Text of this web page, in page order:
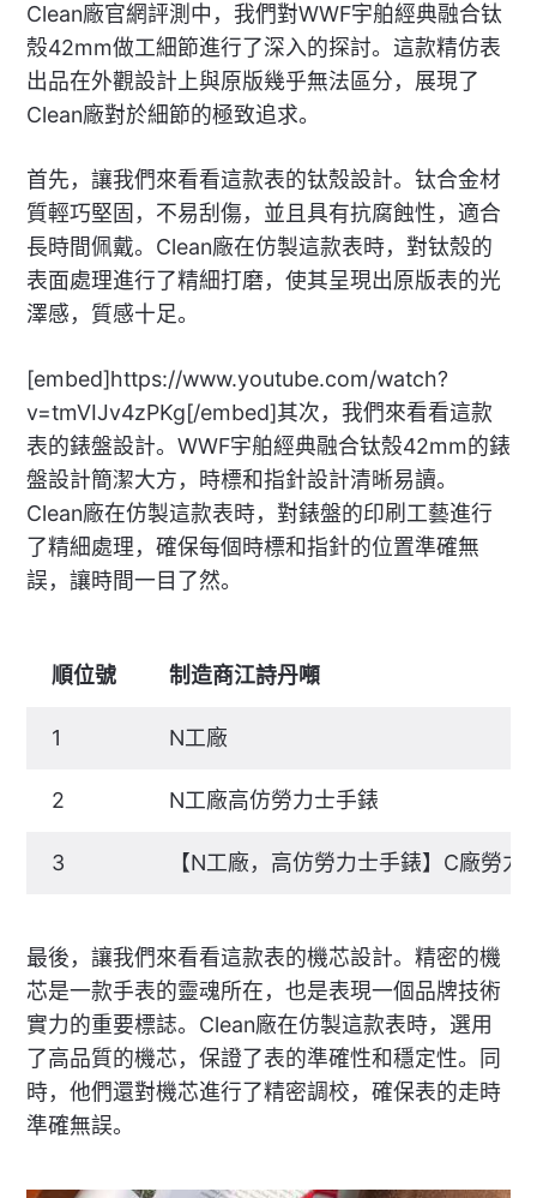
Clean廠官網評測中，我們對WWF宇舶經典融合钛
殼42mm做工細節進行了深入的探討。這款精仿表
出品在外觀設計上與原版幾乎無法區分，展現了
Clean廠對於細節的極致追求。
首先，讓我們來看看這款表的钛殼設計。钛合金材
質輕巧堅固，不易刮傷，並且具有抗腐蝕性，適合
長時間佩戴。Clean廠在仿製這款表時，對钛殼的
表面處理進行了精細打磨，使其呈現出原版表的光
澤感，質感十足。
[embed]https://www.youtube.com/watch?
v=tmVIJv4zPKg[/embed]其次，我們來看看這款
表的錶盤設計。WWF宇舶經典融合钛殼42mm的錶
盤設計簡潔大方，時標和指針設計清晰易讀。
Clean廠在仿製這款表時，對錶盤的印刷工藝進行
了精細處理，確保每個時標和指針的位置準確無
誤，讓時間一目了然。
順位號 制造商江詩丹噸
1 N工廠
2 N工廠高仿勞力士手錶
3 【N工廠，高仿勞力士手錶】C廠勞
最後，讓我們來看看這款表的機芯設計。精密的機
芯是一款手表的靈魂所在，也是表現一個品牌技術
實力的重要標誌。Clean廠在仿製這款表時，選用
了高品質的機芯，保證了表的準確性和穩定性。同
時，他們還對機芯進行了精密調校，確保表的走時
準確無誤。